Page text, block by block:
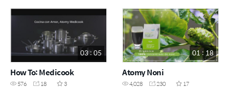
03 : 05
How To: Medicook
576 18
3
01 : 18
Atomy Noni
4,028 230
17